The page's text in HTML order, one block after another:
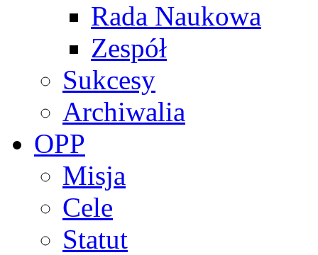
Rada Naukowa
Zespół
Sukcesy
Archiwalia
OPP
Misja
Cele
Statut